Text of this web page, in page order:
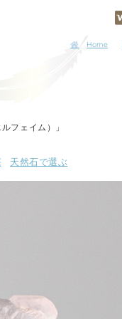
Home
フェイム）」
天然石で選ぶ